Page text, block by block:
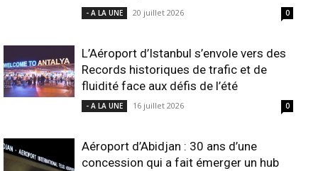
- A LA UNE 20 juillet 2026 0
L’Aéroport d’Istanbul s’envole vers des
Records historiques de trafic et de
fluidité face aux défis de l’été
- A LA UNE 16 juillet 2026 0
Aéroport d’Abidjan : 30 ans d’une
concession qui a fait émerger un hub